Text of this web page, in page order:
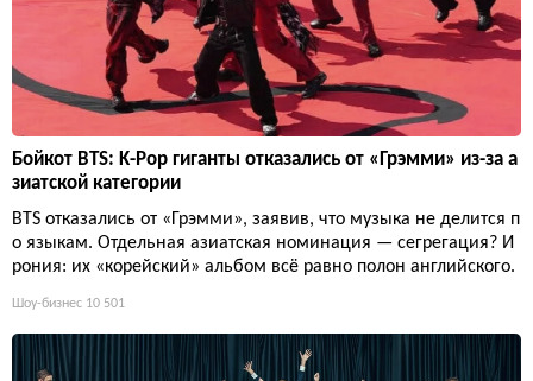
Бойкот BTS: K-Pop гиганты отказались от «Грэмми» из-за а
зиатской категории
BTS отказались от «Грэмми», заявив, что музыка не делится п
о языкам. Отдельная азиатская номинация — сегрегация? И
рония: их «корейский» альбом всё равно полон английского.
Шоу-бизнес 10 501